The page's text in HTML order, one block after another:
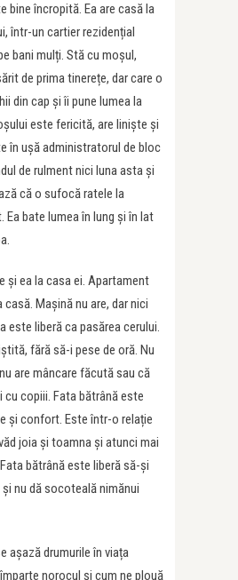
bine încropită. Ea are casă la
într-un cartier rezidențial
bani mulți. Stă cu moșul,
de prima tinerețe, dar care o
din cap și îi pune lumea la
este fericită, are liniște și
în ușă administratorul de bloc
de rulment nici luna asta și
că o sufocă ratele la
Ea bate lumea în lung și în lat
și ea la casa ei. Apartament
Mașină nu are, dar nici
este liberă ca pasărea cerului.
fără să-i pese de oră. Nu
are mâncare făcută sau că
cu copiii. Fata bătrână este
și confort. Este într-o relație
joia și toamna și atunci mai
bătrână este liberă să-și
nu dă socoteală nimănui
așază drumurile în viața
norocul și cum ne plouă